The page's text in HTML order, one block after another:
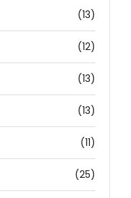
(13)
(12)
(13)
(13)
(11)
(25)